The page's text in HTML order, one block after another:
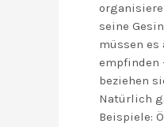
seine
müssen es
empfinden
beziehen
Natürlich
Beispiele: